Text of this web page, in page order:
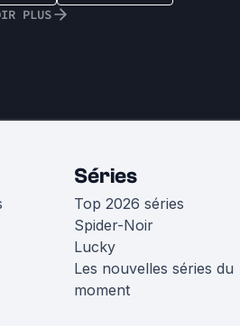
PLUS
Séries
Top 2026 séries
Spider-Noir
Lucky
Les nouvelles séries du
moment